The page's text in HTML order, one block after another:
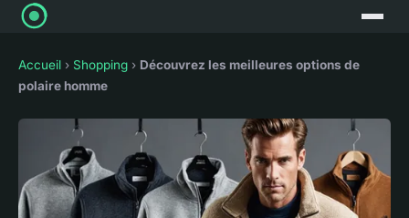
Accueil › Shopping › Découvrez les meilleures options de
polaire homme